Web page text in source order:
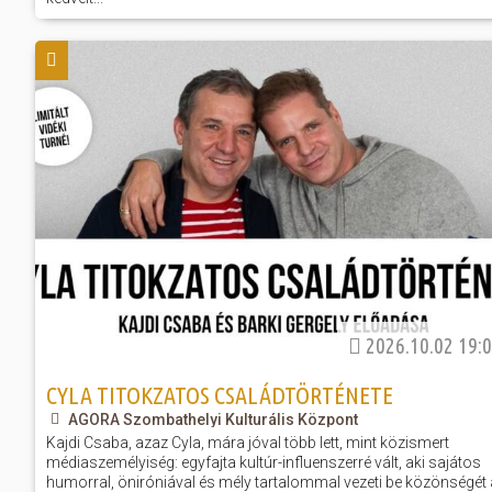
2026.10.02
CYLA TITOKZATOS CSALÁDTÖRTÉNETE
AGORA Szombathelyi Kulturális Központ
Kajdi Csaba, azaz Cyla, mára jóval több lett, mint közismert
médiaszemélyiség: egyfajta kultúr-influenszerré vált, aki sajátos
humorral, öniróniával és mély tartalommal vezeti be közönségét